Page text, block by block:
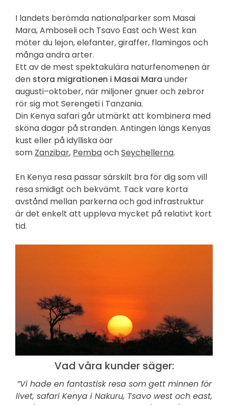
I landets berömda nationalparker som Masai
Mara, Amboseli och Tsavo East och West kan
möter du lejon, elefanter, giraffer, flamingos och
många andra arter.
Ett av de mest spektakulära naturfenomenen är
den stora migrationen i Masai Mara under
augusti–oktober, när miljoner gnuer och zebror
rör sig mot Serengeti i Tanzania.
Din Kenya safari går utmärkt att kombinera med
sköna dagar på stranden. Antingen längs Kenyas
kust eller på idylliska öar
som Zanzibar, PembaochSeychellerna.
En Kenya resa passar särskilt bra för dig som vill
resa smidigt och bekvämt. Tack vare korta
avstånd mellan parkerna och god infrastruktur
är det enkelt att uppleva mycket på relativt kort
tid.
Vad våra kunder säger:
”Vi hade en fantastisk resa som gett minnen för
livet, safari Kenya i Nakuru, Tsavo west och east,